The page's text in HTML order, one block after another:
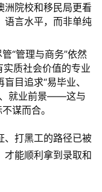
洲院校和移民局更看
语言水平，而非单纯
管“管理与商务”依然
质社会价值的专业
目追求“易毕业、
、就业前景——这与
谋而合。
、打黑工的路径已被
才能顺利拿到录取和